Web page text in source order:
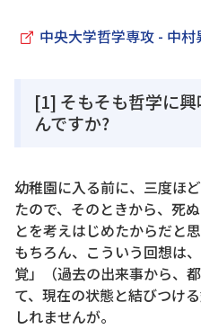
中央大学哲学専攻 - 中村
[1] そもそも哲学に
んですか?
幼稚園に入る前に、三度ほ
たので、そのときから、死
とを考えはじめたからだと思
もちろん、こういう回想は
覚」（過去の出来事から、
て、現在の状態と結びつけ
しれませんが。